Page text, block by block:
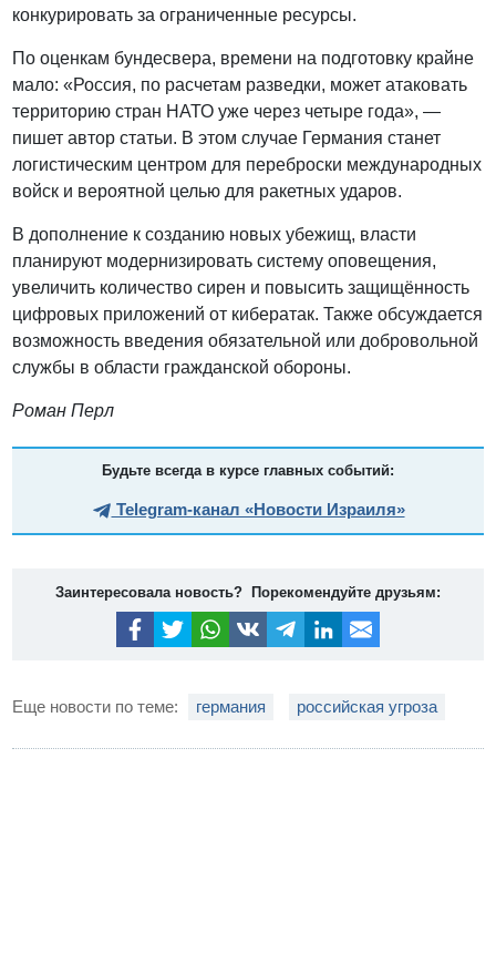
конкурировать за ограниченные ресурсы.
По оценкам бундесвера, времени на подготовку крайне
мало: «Россия, по расчетам разведки, может атаковать
территорию стран НАТО уже через четыре года», —
пишет автор статьи. В этом случае Германия станет
логистическим центром для переброски международных
войск и вероятной целью для ракетных ударов.
В дополнение к созданию новых убежищ, власти
планируют модернизировать систему оповещения,
увеличить количество сирен и повысить защищённость
цифровых приложений от кибератак. Также обсуждается
возможность введения обязательной или добровольной
службы в области гражданской обороны.
Роман Перл
Будьте всегда в курсе главных событий:
Telegram-канал «Новости Израиля»
Заинтересовала новость? Порекомендуйте друзьям:
Еще новости по теме: германия российская угроза